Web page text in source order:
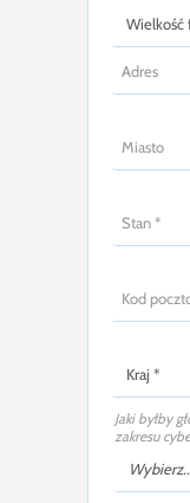
Jaki byłby
zakresu